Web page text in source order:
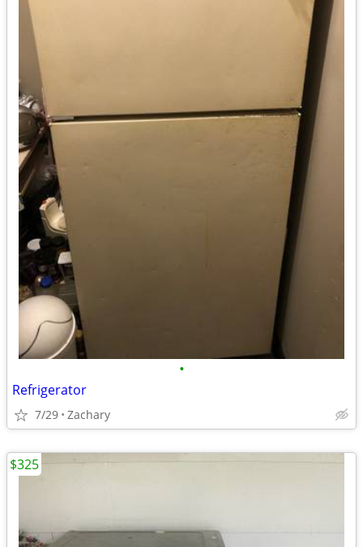
•
Refrigerator
7/29 Zachary
$325